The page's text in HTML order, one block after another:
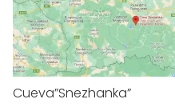
Cueva”Snezhanka”